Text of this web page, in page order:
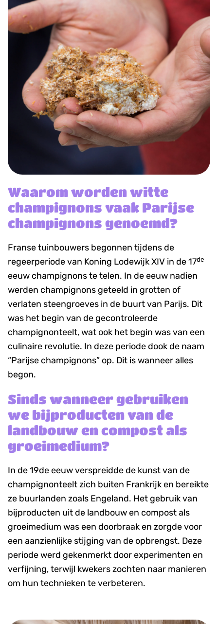
Waarom worden witte
champignons vaak Parijse
champignons genoemd?
Franse tuinbouwers begonnen tijdens de
regeerperiode van Koning Lodewijk XIV in de 17de
eeuw champignons te telen. In de eeuw nadien
werden champignons geteeld in grotten of
verlaten steengroeves in de buurt van Parijs. Dit
was het begin van de gecontroleerde
champignonteelt, wat ook het begin was van een
culinaire revolutie. In deze periode dook de naam
“Parijse champignons” op. Dit is wanneer alles
begon.
Sinds wanneer gebruiken
we bijproducten van de
landbouw en compost als
groeimedium?
In de 19de eeuw verspreidde de kunst van de
champignonteelt zich buiten Frankrijk en bereikte
ze buurlanden zoals Engeland. Het gebruik van
bijproducten uit de landbouw en compost als
groeimedium was een doorbraak en zorgde voor
een aanzienlijke stijging van de opbrengst. Deze
periode werd gekenmerkt door experimenten en
verfijning, terwijl kwekers zochten naar manieren
om hun technieken te verbeteren.